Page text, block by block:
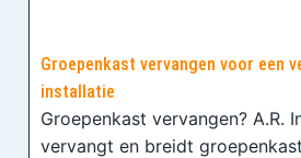
Groepenkast vervangen voor een
installatie
Groepenkast vervangen? A.R.
vervangt en breidt